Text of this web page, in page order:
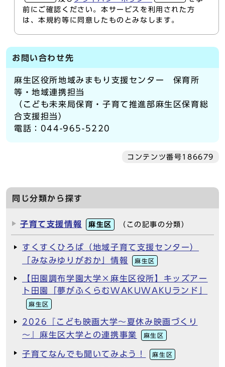
前にご確認ください。本サービスを利用された方
は、本規約等に同意したものとみなします。
お問い合わせ先
麻生区役所地域みまもり支援センター 保育所
等・地域連携担当
（こども未来局保育・子育て推進部麻生区保育総
合支援担当）
電話：044-965-5220
コンテンツ番号186679
同じ分類から探す
子育て支援情報 麻生区 （この記事の分類）
すくすくひろば（地域子育て支援センター）
「みなみゆりがおか」情報
麻生区
【田園調布学園大学×麻生区役所】キッズアー
ト田園「夢がふくらむWAKUWAKUランド」
麻生区
2026『こども映画大学～夏休み映画づくり
～』麻生区大学との連携事業
麻生区
子育てなんでも聞いてみよう！ 麻生区